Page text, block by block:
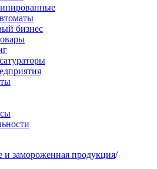
бизнес
замороженная продукция/